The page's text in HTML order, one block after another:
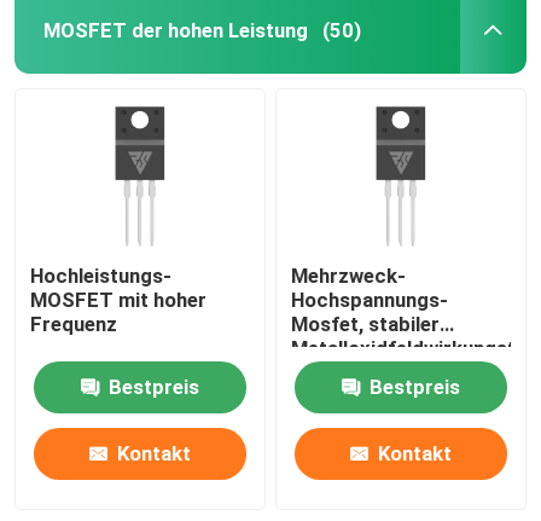
MOSFET mit Superverbindung
Siliziumkarbid SBD
Hochspannungs-MOSFET
Niederspannungs-MOSFET
Schottky-Sperrschichtdioden
MOSFET der hohen Leistung (50)
Hochleistungs-
MOSFET mit hoher
Frequenz
Bestpreis
Kontakt
Mehrzweck-
Hochspannungs-
Mosfet, stabiler
Bestpreis
Kontakt